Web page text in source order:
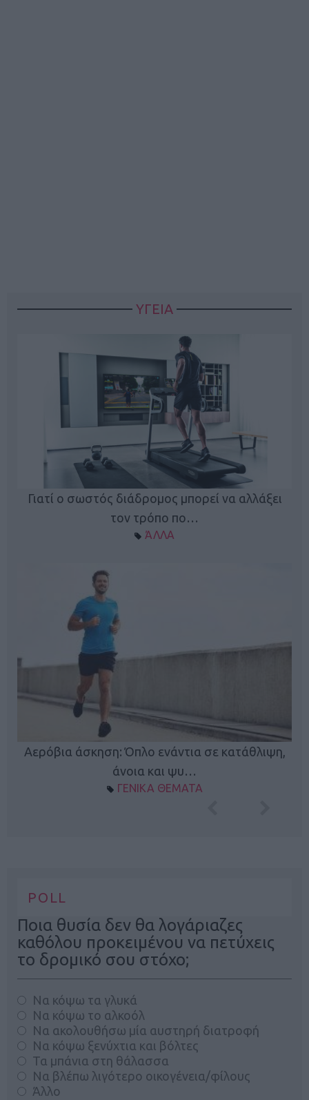
ΥΓΕΙΑ
Γιατί ο σωστός διάδρομος μπορεί να αλλάξει
τον τρόπο πο…
ΆΛΛΑ
Αερόβια άσκηση: Όπλο ενάντια σε κατάθλιψη,
άνοια και ψυ…
ΓΕΝΙΚΑ ΘΕΜΑΤΑ
POLL
Ποια θυσία δεν θα λογάριαζες
καθόλου προκειμένου να πετύχεις
το δρομικό σου στόχο;
Να κόψω τα γλυκά
Να κόψω το αλκοόλ
Να ακολουθήσω μία αυστηρή διατροφή
Να κόψω ξενύχτια και βόλτες
Τα μπάνια στη θάλασσα
Να βλέπω λιγότερο οικογένεια/φίλους
Άλλο